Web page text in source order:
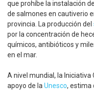
que prohíbe la instalación
de salmones en cautiverio
provincia. La producción del
por la concentración de
químicos, antibióticos y
en el mar.
A nivel mundial, la Iniciativa
apoyo de la Unesco, estima